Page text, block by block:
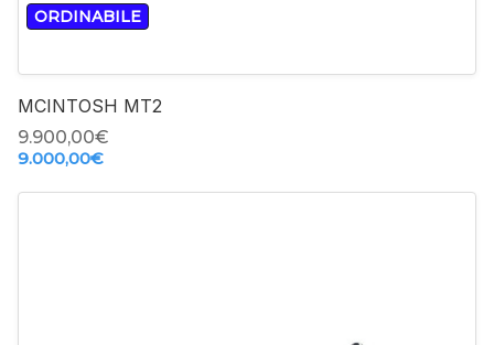
ORDINABILE
MCINTOSH MT2
9.900,00‎€
9.000,00‎€